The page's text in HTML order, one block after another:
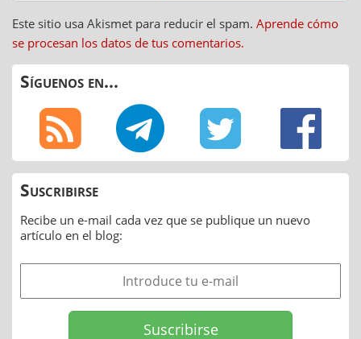
Este sitio usa Akismet para reducir el spam. Aprende cómo
se procesan los datos de tus comentarios.
Síguenos en...
Suscribirse
Recibe un e-mail cada vez que se publique un nuevo
artículo en el blog: